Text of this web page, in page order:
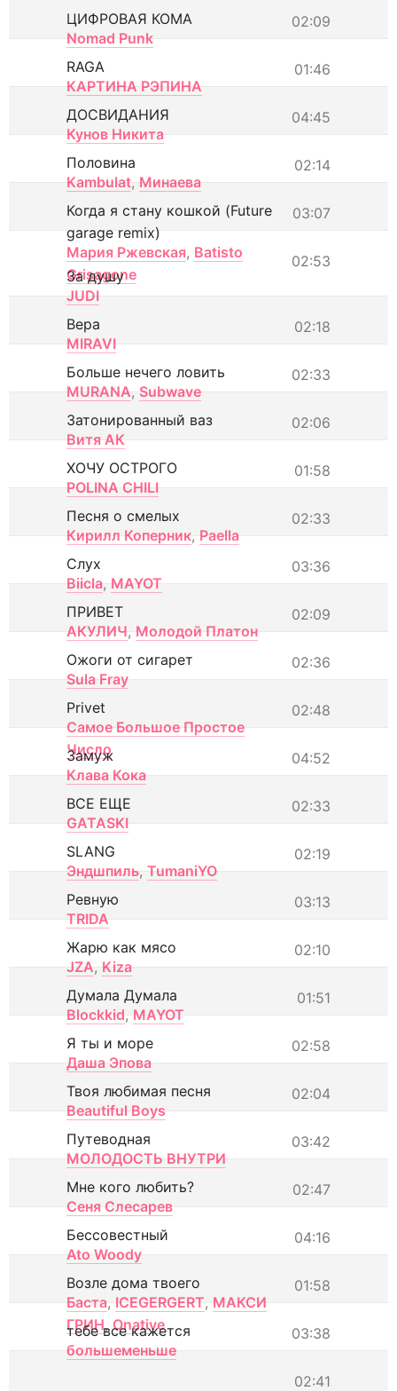
02:09
ЦИФРОВАЯ КОМА
Nomad Punk
01:46
RAGA
КАРТИНА РЭПИНА
04:45
ДОСВИДАНИЯ
Кунов Никита
02:14
Половина
Kambulat, Минаева
03:07
Когда я стану кошкой (Future
garage remix)
Мария Ржевская, Batisto
Grisagone
02:53
За душу
JUDI
02:18
Вера
MIRAVI
02:33
Больше нечего ловить
MURANA, Subwave
02:06
Затонированный ваз
Витя АК
01:58
ХОЧУ ОСТРОГО
POLINA CHILI
02:33
Песня о смелых
Кирилл Коперник, Paella
03:36
Слух
Biicla, MAYOT
02:09
ПРИВЕТ
АКУЛИЧ, Молодой Платон
02:36
Ожоги от сигарет
Sula Fray
02:48
Privet
Самое Большое Простое
Число
04:52
Замуж
Клава Кока
02:33
ВСЕ ЕЩЕ
GATASKI
02:19
SLANG
Эндшпиль, TumaniYO
03:13
Ревную
TRIDA
02:10
Жарю как мясо
JZA, Kiza
01:51
Думала Думала
Blockkid, MAYOT
02:58
Я ты и море
Даша Эпова
02:04
Твоя любимая песня
Beautiful Boys
03:42
Путеводная
МОЛОДОСТЬ ВНУТРИ
02:47
Мне кого любить?
Сеня Слесарев
04:16
Бессовестный
Ato Woody
01:58
Возле дома твоего
Баста, ICEGERGERT, МАКСИ
ГРИН, Onative 03:38
тебе все кажется
большеменьше
02:41